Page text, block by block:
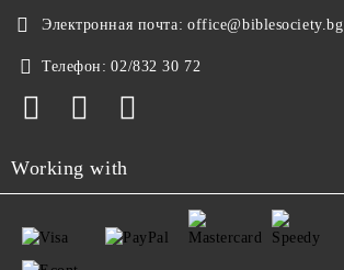
Электронная почта: office@biblesociety.bg
Телефон: 02/832 30 72
Working with